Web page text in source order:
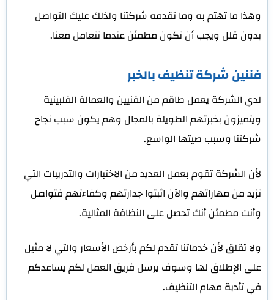
وهذا ما تهتم به وما تقدمه شركتنا ولذلك عليك التواصل
بدون قلل ويجب أن تكون مطمئن عندما تتعامل معنا.
فننين شركة تنظيف بالخبر
لدي الشركة يعمل طاقم من الفنيين والعمالة الفلبينية
ويتميزون بخبرتهم الطويلة بالمجال وهم يكون سبب نجاح
شركتنا وسبب صيتها الواسع.
لأن الشركة تقوم بعمل العديد من الاختبارات والتدريبات التي
تزيد من مهاراتهم والآن اثبتوا جدارتهم وكفاءتهم فتواصل
وأنت مطمئن أنك تحصل على النظافة المثالية.
ولا تقلق لأن خدماتنا تقدم لكم بأرخص الأسعار والتي لا مثيل
على الإطلاق لها وسوف يرسل فريق العمل لكم يساعدكم
في تأدية مهام التنظيف.